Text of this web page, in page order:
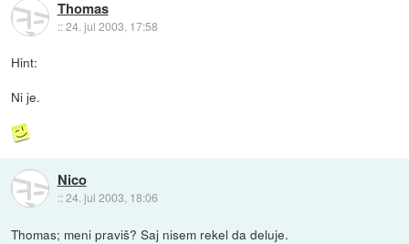
Thomas
::24. jul 2003, 17:58
Hint:
Ni je.
Nico
::24. jul 2003, 18:06
Thomas; meni praviš? Saj nisem rekel da deluje.